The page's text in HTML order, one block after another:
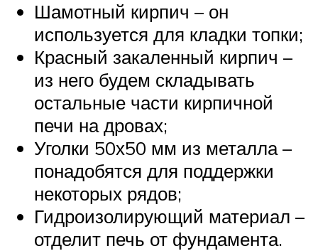
Шамотный кирпич – он
используется для кладки топки;
Красный закаленный кирпич –
из него будем складывать
остальные части кирпичной
печи на дровах;
Уголки 50х50 мм из металла –
понадобятся для поддержки
некоторых рядов;
Гидроизолирующий материал –
отделит печь от фундамента.